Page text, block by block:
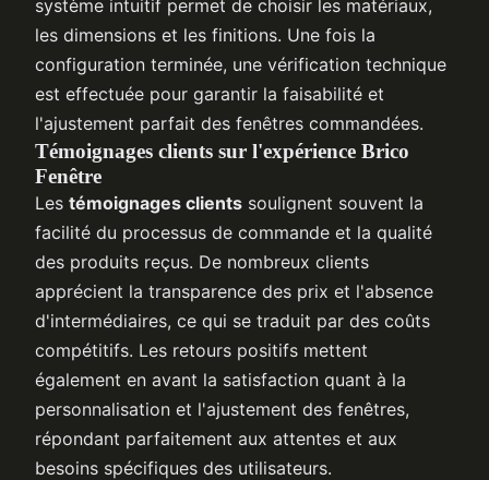
système intuitif permet de choisir les matériaux,
les dimensions et les finitions. Une fois la
configuration terminée, une vérification technique
est effectuée pour garantir la faisabilité et
l'ajustement parfait des fenêtres commandées.
Témoignages clients sur l'expérience Brico
Fenêtre
Les témoignages clients soulignent souvent la
facilité du processus de commande et la qualité
des produits reçus. De nombreux clients
apprécient la transparence des prix et l'absence
d'intermédiaires, ce qui se traduit par des coûts
compétitifs. Les retours positifs mettent
également en avant la satisfaction quant à la
personnalisation et l'ajustement des fenêtres,
répondant parfaitement aux attentes et aux
besoins spécifiques des utilisateurs.